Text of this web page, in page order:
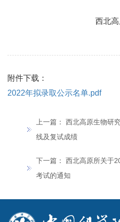
西北
附件下载：
2022年拟录取公示名单.pdf
上一篇： 西北高原生物研
线及复试成绩
下一篇： 西北高原所关于
考试的通知